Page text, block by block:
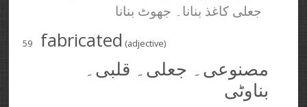
جعلی کاغذ بنانا۔ جھوٹ بنانا
59 fabricated (adjective)
مصنوعی۔ جعلی۔ قلبی۔
بناوٹی